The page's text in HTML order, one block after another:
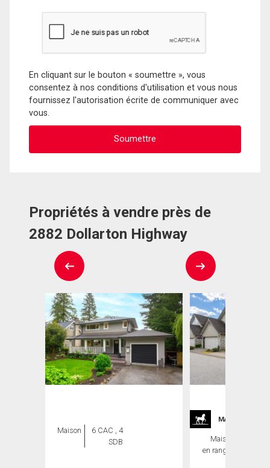
En cliquant sur le bouton « soumettre », vous
consentez à nos conditions d'utilisation et vous nous
fournissez l'autorisation écrite de communiquer avec
vous.
Propriétés à vendre près de
2882 Dollarton Highway
Maison
6 CAC , 4
SDB
MAISONS DE
Maison
en rangée